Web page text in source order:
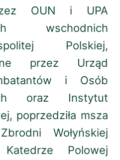
OUN i UPA
wschodnich
Polskiej,
przez Urząd
i Osób
oraz Instytut
poprzedziła msza
Wołyńskiej
Polowej